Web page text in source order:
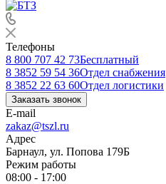
Телефоны
8 800 707 42 73Бесплатный
8 3852 59 54 36Отдел снабжения
8 3852 22 63 60Отдел логистики
Заказать звонок
E-mail
zakaz@tszl.ru
Адрес
Барнаул, ул. Попова 179Б
Режим работы
08:00 - 17:00